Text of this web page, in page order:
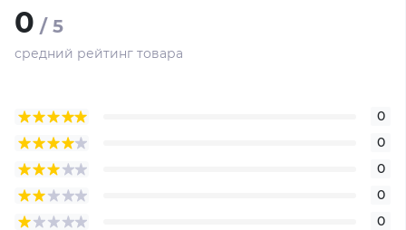
0 / 5
средний рейтинг товара
0
0
0
0
0